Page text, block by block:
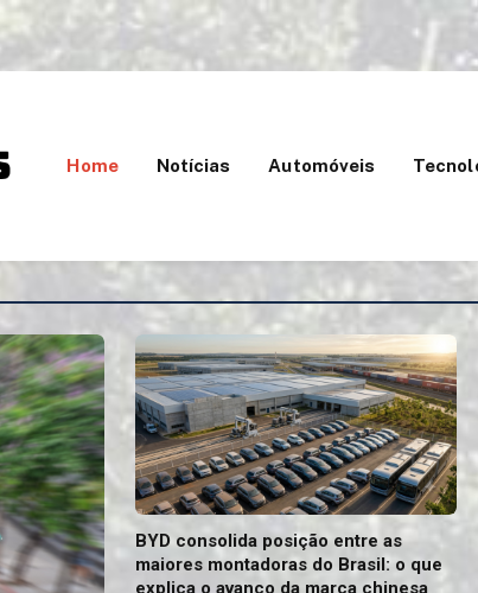
Home Notícias Automóveis
BYD consolida posição entre as
maiores montadoras do Brasil: o que
explica o avanço da marca chinesa